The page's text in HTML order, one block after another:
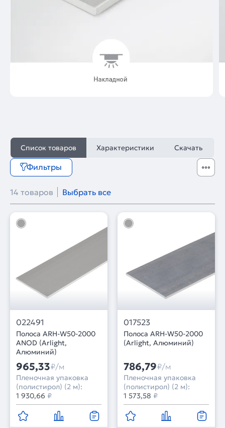
Список товаров Характеристики Скачать
Фильтры
14 товаров Выбрать все
022491
Полоса ARH-W50-2000
ANOD (Arlight,
Алюминий)
965,33₽/м
Пленочная упаковка
(полистирол) (2 м):
1 930,66 ₽
017523
Полоса ARH-W50-2000
(Arlight, Алюминий)
786,79₽/м
Пленочная упаковка
(полистирол) (2 м):
1 573,58 ₽